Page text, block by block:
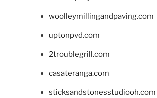
woolleymillingandpaving.com
uptonpvd.com
2troublegrill.com
casateranga.com
sticksandstonesstudiooh.com